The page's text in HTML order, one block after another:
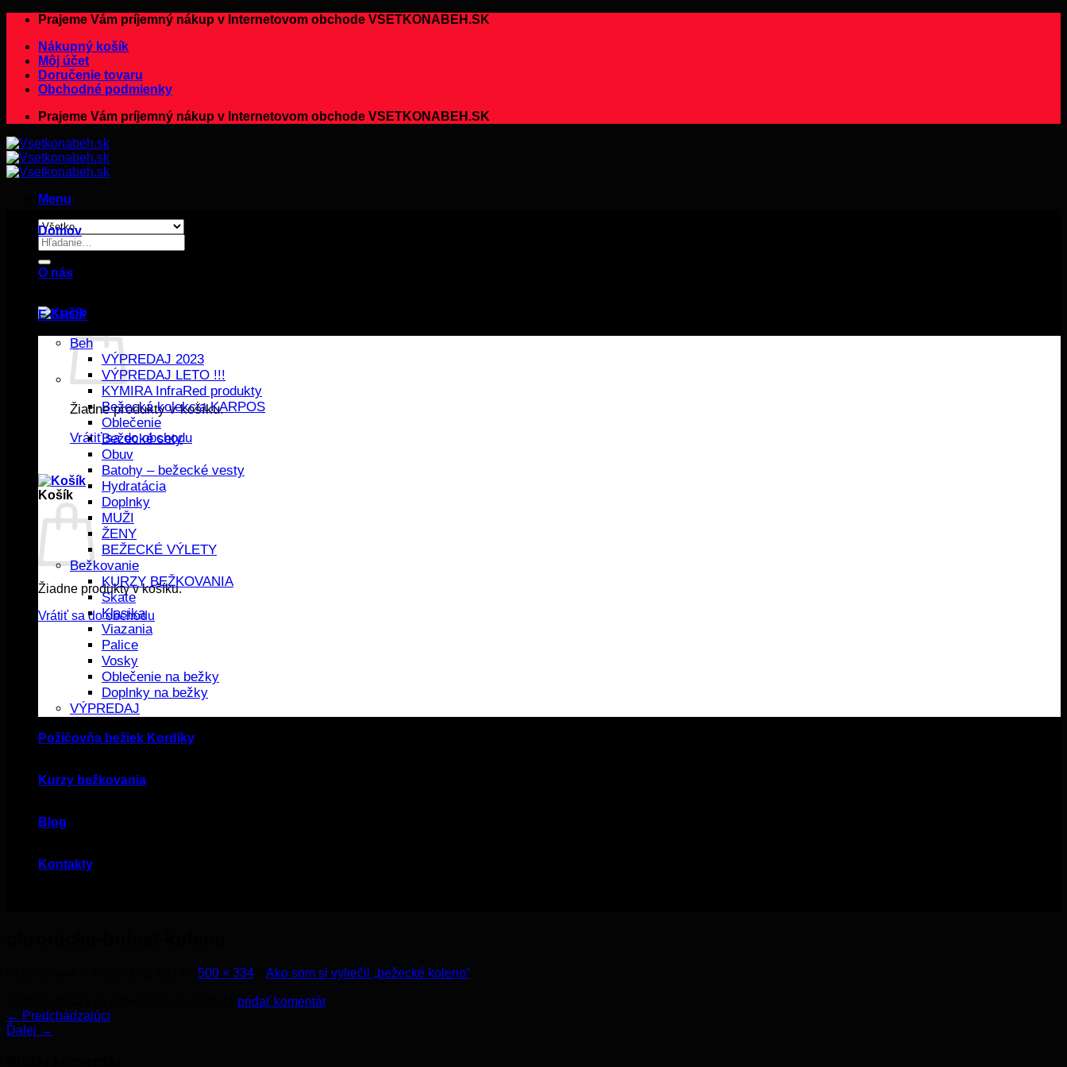
Preskočiť
obsah
Prajeme Vám príjemný nákup v Internetovom obchode VSETKONABEH.SK
Nákupný košík
Môj účet
Doručenie tovaru
Obchodné podmienky
Prajeme Vám príjemný nákup v Internetovom obchode VSETKONABEH.SK
Menu
Hľadať:
Žiadne produkty v košíku.
Vrátiť sa do obchodu
Košík
Žiadne produkty v košíku.
Vrátiť sa do obchodu
Domov
O nás
E-SHOP
Beh
VÝPREDAJ 2023
VÝPREDAJ LETO !!!
KYMIRA InfraRed produkty
Bežecká kolekcia KARPOS
Oblečenie
Bežecké sety
Obuv
Batohy – bežecké vesty
Hydratácia
Doplnky
MUŽI
ŽENY
BEŽECKÉ VÝLETY
Bežkovanie
KURZY BEŽKOVANIA
Skate
Klasika
Viazania
Palice
Vosky
Oblečenie na bežky
Doplnky na bežky
VÝPREDAJ
Požičovňa bežiek Kordíky
Kurzy bežkovania
Blog
Kontakty
500 × 334 Ako som si vyliečil „bežecké koleno“
pridať komentár.
← Predchádzajúci
Ďalej →